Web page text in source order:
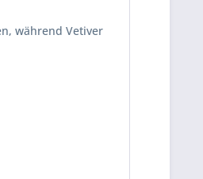
während Vetiver